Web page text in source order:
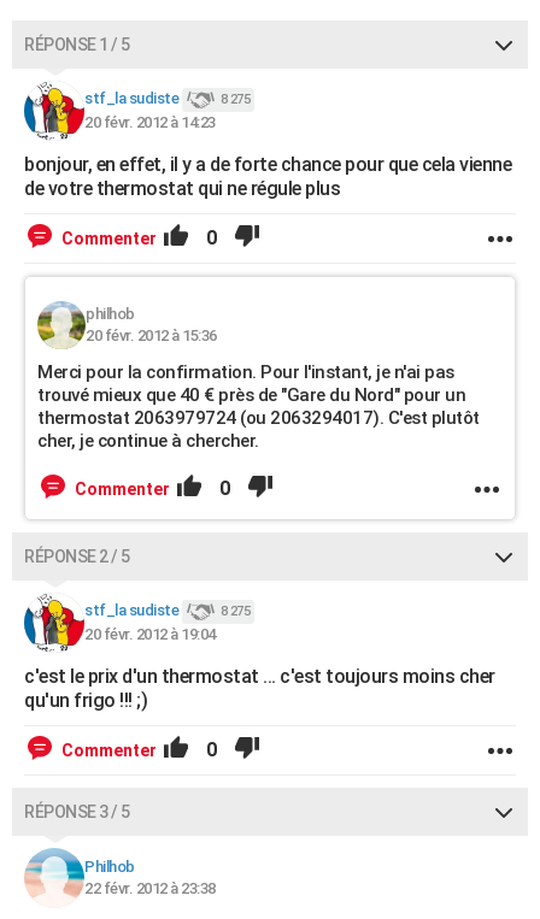
FORUM
Bricolage
Lifestyle
Culture
Sport
Auto
Television
Voyage
Cinema
RÉPONSE 1 / 5
stf_la sudiste 8 275
20 févr. 2012 à 14:23
bonjour, en effet, il y a de forte chance pour que cela vienne
de votre thermostat qui ne régule plus
Commenter 0
philhob
20 févr. 2012 à 15:36
Merci pour la confirmation. Pour l'instant, je n'ai pas
trouvé mieux que 40 € près de "Gare du Nord" pour un
thermostat 2063979724 (ou 2063294017). C'est plutôt
cher, je continue à chercher.
Commenter 0
RÉPONSE 2 / 5
stf_la sudiste 8 275
20 févr. 2012 à 19:04
c'est le prix d'un thermostat ... c'est toujours moins cher
qu'un frigo !!! ;)
Commenter 0
RÉPONSE 3 / 5
Philhob
22 févr. 2012 à 23:38